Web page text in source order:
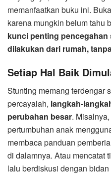
memanfaatkan buku ini.
karena mungkin belum tahu
kunci penting
dilakukan dari rumah,
Setiap Hal Baik
Stunting memang terdengar
percayalah, langkah-
perubahan besar.
pertumbuhan anak
membaca panduan
di dalamnya. Atau mencatat
lalu berdiskusi dengan